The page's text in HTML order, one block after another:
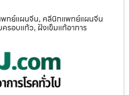
ทย์แผนจีน, คลีนิกแพทย์แผนจีน
ครอบแก้ว, ฝังเข็มแก้อาการ